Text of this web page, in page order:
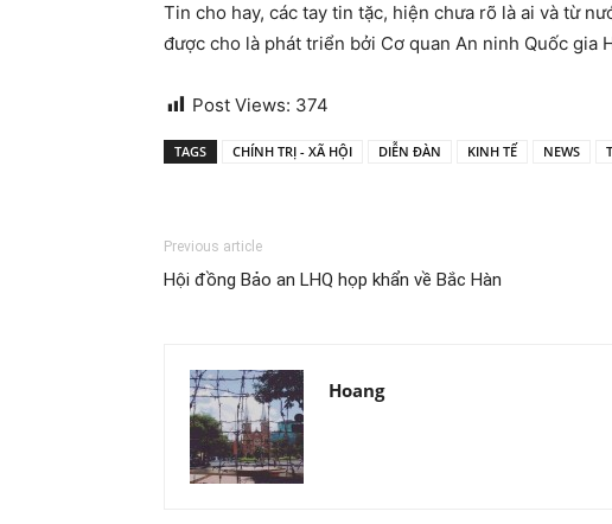
Tin cho hay, các tay tin tặc, hiện chưa rõ là ai và từ
được cho là phát triển bởi Cơ quan An ninh Quốc gia
Post Views: 374
TAGS CHÍNH TRỊ - XÃ HỘI DIỄN ĐÀN KINH TẾ NEWS
Previous article
Hội đồng Bảo an LHQ họp khẩn về Bắc Hàn
Hoang